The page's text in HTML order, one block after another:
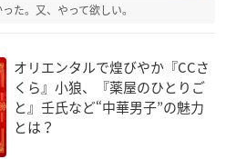
た。又、やって欲しい。
オリエンタルで煌びやか『CCさ
くら』小狼、『薬屋のひとりご
と』壬氏など“中華男子”の魅力
とは？